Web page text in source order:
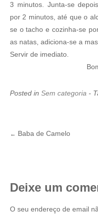
3 minutos. Junta-se
por 2 minutos, até que o
se o tacho e cozinha-se
as natas, adiciona-se a
Servir de imediato.
Posted in Sem categoria -
Post
← Baba de Camelo
Deixe um
O seu endereço de email